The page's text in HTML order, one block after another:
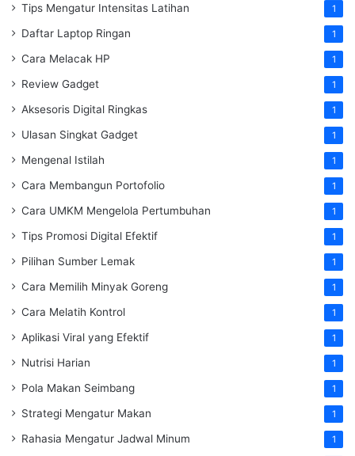
Tips Mengatur Intensitas Latihan 1
Daftar Laptop Ringan 1
Cara Melacak HP 1
Review Gadget 1
Aksesoris Digital Ringkas 1
Ulasan Singkat Gadget 1
Mengenal Istilah 1
Cara Membangun Portofolio 1
Cara UMKM Mengelola Pertumbuhan 1
Tips Promosi Digital Efektif 1
Pilihan Sumber Lemak 1
Cara Memilih Minyak Goreng 1
Cara Melatih Kontrol 1
Aplikasi Viral yang Efektif 1
Nutrisi Harian 1
Pola Makan Seimbang 1
Strategi Mengatur Makan 1
Rahasia Mengatur Jadwal Minum 1